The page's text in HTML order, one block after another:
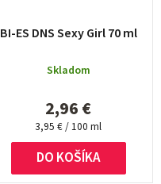
BI-ES DNS Sexy Girl 70 ml
Skladom
2,96 €
Jednotková
cena:
3,95 € / 100 ml
DO KOŠÍKA